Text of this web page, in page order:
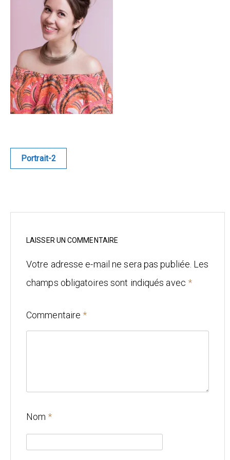
Equilibre
Renaissance
Afrofuturiste
Sunustreet
Fashion
Industrielle
Mariage
Architecture
Navigation
Portrait-2
LAISSER UN COMMENTAIRE
Votre adresse e-mail ne sera pas publiée. Les
champs obligatoires sont indiqués avec *
Commentaire *
Nom *